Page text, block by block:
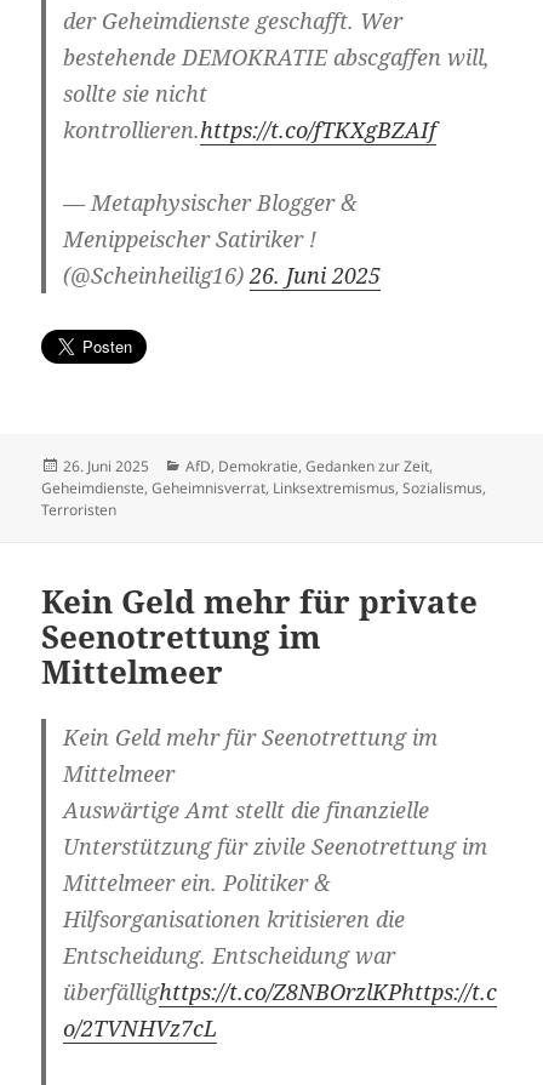
der Geheimdienste geschafft. Wer
bestehende DEMOKRATIE abscgaffen will,
sollte sie nicht
kontrollieren.https://t.co/fTKXgBZAIf
— Metaphysischer Blogger &
Menippeischer Satiriker !
(@Scheinheilig16)26. Juni 2025
Veröffentlicht
am
26. Juni 2025 Kategorien
AfD, Demokratie,Gedanken zur Zeit,
Geheimdienste,Geheimnisverrat, Linksextremismus,Sozialismus,
Terroristen
Kein Geld mehr für private
Seenotrettung im
Mittelmeer
Kein Geld mehr für Seenotrettung im
Mittelmeer
Auswärtige Amt stellt die finanzielle
Unterstützung für zivile Seenotrettung im
Mittelmeer ein. Politiker &
Hilfsorganisationen kritisieren die
Entscheidung. Entscheidung war
überfällighttps://t.co/Z8NBOrzlKPhttps://t.c
o/2TVNHVz7cL